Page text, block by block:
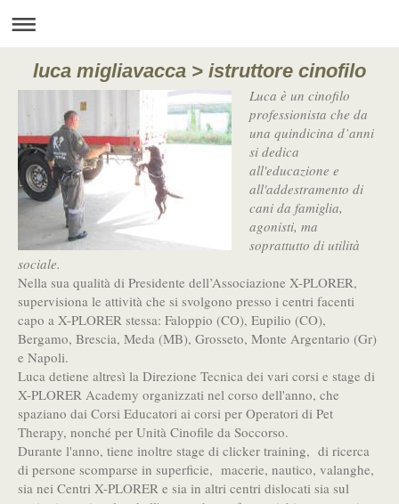
luca migliavacca > istruttore cinofilo
Luca è un cinofilo
professionista che da
una quindicina d’anni
si dedica
all'educazione e
all'addestramento di
cani da famiglia,
agonisti, ma
soprattutto di utilità
sociale.
Nella sua qualità di Presidente dell’Associazione X-PLORER,
supervisiona le attività che si svolgono presso i centri facenti
capo a X-PLORER stessa: Faloppio (CO), Eupilio (CO),
Bergamo, Brescia, Meda (MB), Grosseto, Monte Argentario (Gr)
e Napoli.
Luca detiene altresì la Direzione Tecnica dei vari corsi e stage di
X-PLORER Academy organizzati nel corso dell'anno, che
spaziano dai Corsi Educatori ai corsi per Operatori di Pet
Therapy, nonché per Unità Cinofile da Soccorso.
Durante l'anno, tiene inoltre stage di clicker training, di ricerca
di persone scomparse in superficie, macerie, nautico, valanghe,
sia nei Centri X-PLORER e sia in altri centri dislocati sia sul